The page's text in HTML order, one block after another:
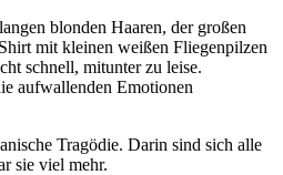
blonden Haaren, der großen
mit kleinen weißen Fliegenpilzen
schnell, mitunter zu leise.
aufwallenden Emotionen
Tragödie. Darin sind sich alle
sie viel mehr.